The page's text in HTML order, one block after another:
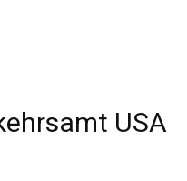
USA